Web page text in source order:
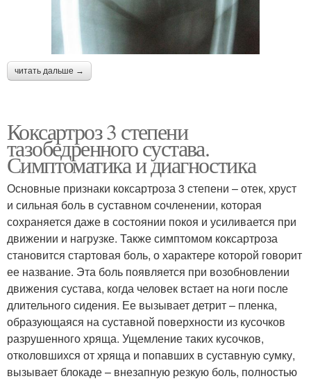
читать дальше →
Коксартроз 3 степени
тазобедренного сустава.
Симптоматика и диагностика
Основные признаки коксартроза 3 степени – отек, хруст
и сильная боль в суставном сочленении, которая
сохраняется даже в состоянии покоя и усиливается при
движении и нагрузке. Также симптомом коксартроза
становится стартовая боль, о характере которой говорит
ее название. Эта боль появляется при возобновлении
движения сустава, когда человек встает на ноги после
длительного сидения. Ее вызывает детрит – пленка,
образующаяся на суставной поверхности из кусочков
разрушенного хряща. Ущемление таких кусочков,
отколовшихся от хряща и попавших в суставную сумку,
вызывает блокаде – внезапную резкую боль, полностью